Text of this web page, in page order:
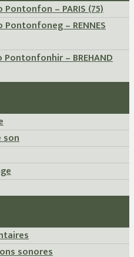
Pontonfon – PARIS (75)
Pontonfoneg – RENNES
– BREHAND
son
sonores